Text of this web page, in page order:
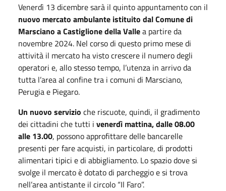
Venerdì 13 dicembre sarà il quinto appuntamento con il
nuovo mercato ambulante istituito dal Comune di
Marsciano a Castiglione della Vallea partire da
novembre 2024. Nel corso di questo primo mese di
attività il mercato ha visto crescere il numero degli
operatori e, allo stesso tempo, l’utenza in arrivo da
tutta l’area al confine tra i comuni di Marsciano,
Perugia e Piegaro.
Un nuovo servizio che riscuote, quindi, il gradimento
dei cittadini che tutti i venerdì mattina, dalle 08.00
alle 13.00, possono approfittare delle bancarelle
presenti per fare acquisti, in particolare, di prodotti
alimentari tipici e di abbigliamento. Lo spazio dove si
svolge il mercato è dotato di parcheggio e si trova
nell’area antistante il circolo “Il Faro”.